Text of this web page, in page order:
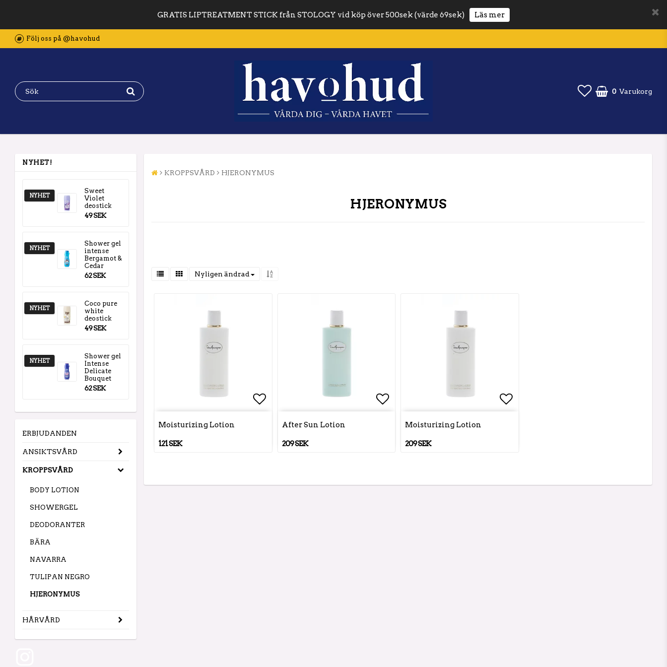
GRATIS LIPTREATMENT STICK från STOLOGY vid köp över 500sek (värde 69sek) Läs mer
Följ oss på @havohud
0 Varukorg
NYHET!
NYHET
Sweet
Violet
deostick
49 SEK
NYHET
Shower gel
intense
Bergamot &
Cedar
62 SEK
NYHET
Coco pure
white
deostick
49 SEK
NYHET
Shower gel
Intense
Delicate
Bouquet
62 SEK
ERBJUDANDEN
ANSIKTSVÅRD
KROPPSVÅRD
BODY LOTION
SHOWERGEL
DEODORANTER
BÄRA
NAVARRA
TULIPAN NEGRO
HJERONYMUS
HÅRVÅRD
KROPPSVÅRD HJERONYMUS
HJERONYMUS
Nyligen ändrad
Moisturizing Lotion
121 SEK
After Sun Lotion
209 SEK
Moisturizing Lotion
209 SEK